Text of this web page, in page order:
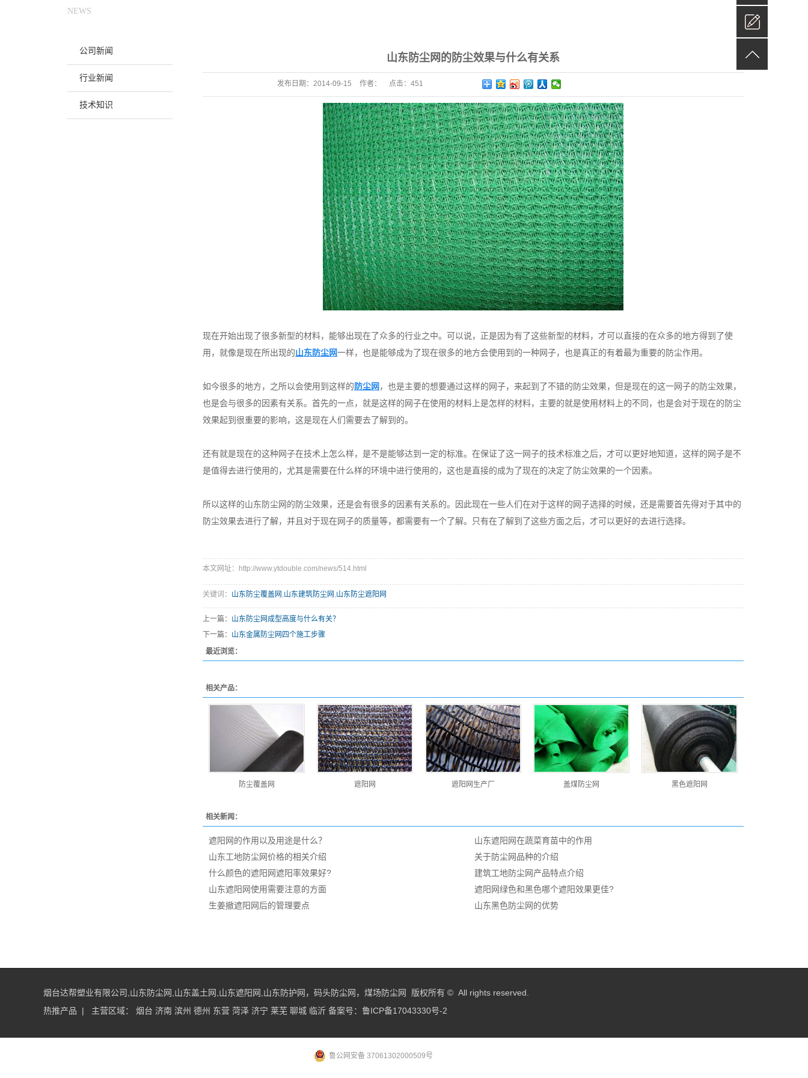
NEWS
公司新闻
行业新闻
技术知识
山东防尘网的防尘效果与什么有关系
发布日期： 2014-09-15 作者： 点击： 451
现在开始出现了很多新型的材料，能够出现在了众多的行业之中。可以说，正是因为有了这些新型的材料，才可以直接的在众多的地方得到了使
用，就像是现在所出现的山东防尘网一样，也是能够成为了现在很多的地方会使用到的一种网子，也是真正的有着最为重要的防尘作用。
如今很多的地方，之所以会使用到这样的防尘网 ，也是主要的想要通过这样的网子，来起到了不错的防尘效果，但是现在的这一网子的防尘效果，
也是会与很多的因素有关系。首先的一点，就是这样的网子在使用的材料上是怎样的材料，主要的就是使用材料上的不同，也是会对于现在的防尘
效果起到很重要的影响，这是现在人们需要去了解到的。
还有就是现在的这种网子在技术上怎么样，是不是能够达到一定的标准。在保证了这一网子的技术标准之后，才可以更好地知道，这样的网子是不
是值得去进行使用的，尤其是需要在什么样的环境中进行使用的，这也是直接的成为了现在的决定了防尘效果的一个因素。
所以这样的山东防尘网的防尘效果，还是会有很多的因素有关系的。因此现在一些人们在对于这样的网子选择的时候，还是需要首先得对于其中的
防尘效果去进行了解，并且对于现在网子的质量等，都需要有一个了解。只有在了解到了这些方面之后，才可以更好的去进行选择。
本文网址：http://www.ytdouble.com/news/514.html
关键词： 山东防尘覆盖网 ,山东建筑防尘网 ,山东防尘遮阳网
上一篇： 山东防尘网成型高度与什么有关？
下一篇： 山东金属防尘网四个施工步骤
最近浏览：
相关产品：
防尘覆盖网 遮阳网 遮阳网生产厂 盖煤防尘网 黑色遮阳网
相关新闻：
遮阳网的作用以及用途是什么？
山东遮阳网在蔬菜育苗中的作用
山东工地防尘网价格的相关介绍
关于防尘网品种的介绍
什么颜色的遮阳网遮阳率效果好?
建筑工地防尘网产品特点介绍
山东遮阳网使用需要注意的方面
遮阳网绿色和黑色哪个遮阳效果更佳?
生姜撤遮阳网后的管理要点
山东黑色防尘网的优势
烟台达帮塑业有限公司,山东防尘网,山东盖土网,山东遮阳网,山东防护网，码头防尘网，煤场防尘网 版权所有 © All rights reserved.
热推产品 | 主营区域： 烟台 济南 滨州 德州 东营 菏泽 济宁 莱芜 聊城 临沂 备案号： 鲁ICP备17043330号-2
鲁公网安备 37061302000509号